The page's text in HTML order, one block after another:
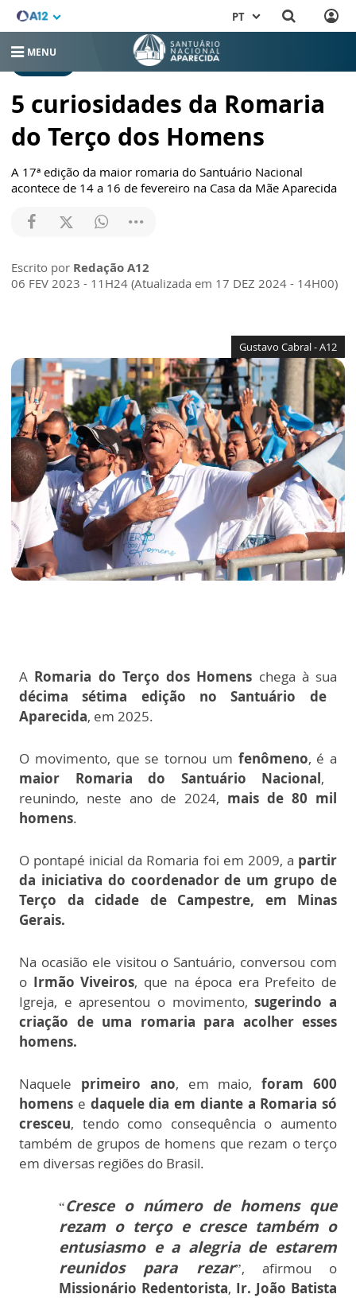
PT
MENU
5 curiosidades da Romaria
do Terço dos Homens
A 17ª edição da maior romaria do Santuário Nacional
acontece de 14 a 16 de fevereiro na Casa da Mãe Aparecida
Escrito por Redação A12
06 FEV 2023 - 11H24 (Atualizada em 17 DEZ 2024 - 14H00)
Gustavo Cabral - A12
A Romaria do Terço dos Homens chega à sua
décima sétima edição no Santuário de
Aparecida, em 2025.
O movimento, que se tornou um fenômeno, é a
maior Romaria do Santuário Nacional,
reunindo, neste ano de 2024, mais de 80 mil
homens.
O pontapé inicial da Romaria foi em 2009, a partir
da iniciativa do coordenador de um grupo de
Terço da cidade de Campestre, em Minas
Gerais.
Na ocasião ele visitou o Santuário, conversou com
o Irmão Viveiros, que na época era Prefeito de
Igreja, e apresentou o movimento, sugerindo a
criação de uma romaria para acolher esses
homens.
Naquele primeiro ano, em maio, foram 600
homens e daquele dia em diante a Romaria só
cresceu, tendo como consequência o aumento
também de grupos de homens que rezam o terço
em diversas regiões do Brasil.
“Cresce o número de homens que
rezam o terço e cresce também o
entusiasmo e a alegria de estarem
reunidos para rezar”, afirmou o
Missionário Redentorista, Ir. João Batista